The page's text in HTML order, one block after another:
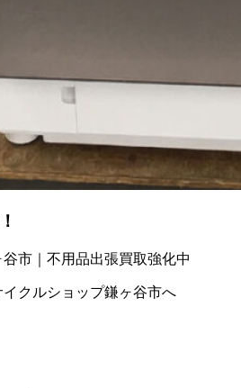
市｜不用品出張買取強化中
クルショップ鎌ヶ谷市へ